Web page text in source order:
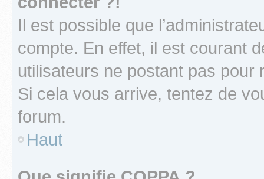
Il est possible que
compte. En effet, il est courant
utilisateurs ne postant pas pour
Si cela vous arrive, tentez de
forum.
Haut